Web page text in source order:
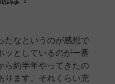
たなというのが感想で
ッとしているのが一番
ら約半年やってきたの
ります。それくらい充